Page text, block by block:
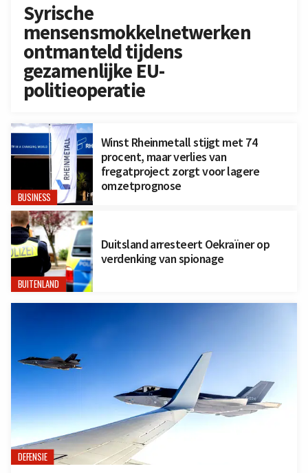
Syrische
mensensmokkelnetwerken
ontmanteld tijdens
gezamenlijke EU-
politieoperatie
BUSINESS
Winst Rheinmetall stijgt met 74
procent, maar verlies van
fregatproject zorgt voor lagere
omzetprognose
BUITENLAND
Duitsland arresteert Oekraïner op
verdenking van spionage
DEFENSIE